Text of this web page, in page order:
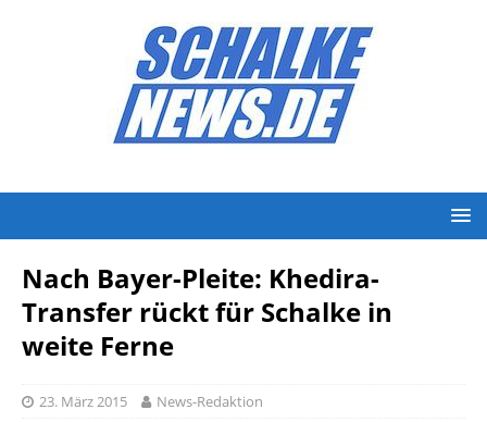
Nach Bayer-Pleite: Khedira-
Transfer rückt für Schalke in
weite Ferne
23. März 2015 News-Redaktion